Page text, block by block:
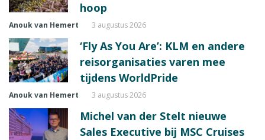
hoop
Anouk van Hemert 3 augustus 2026
‘Fly As You Are’: KLM en andere
reisorganisaties varen mee
tijdens WorldPride
Anouk van Hemert 3 augustus 2026
Michel van der Stelt nieuwe
Sales Executive bij MSC Cruises